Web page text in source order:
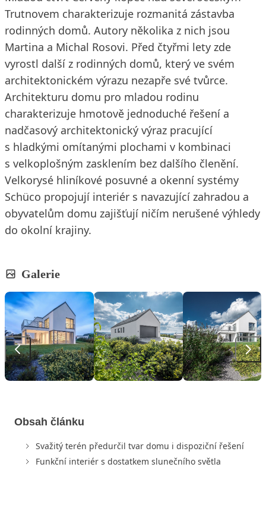
Trutnovem charakterizuje rozmanitá zástavba
rodinných domů. Autory několika z nich jsou
Martina a Michal Rosovi. Před čtyřmi lety zde
vyrostl další z rodinných domů, který ve svém
architektonickém výrazu nezapře své tvůrce.
Architekturu domu pro mladou rodinu
charakterizuje hmotově jednoduché řešení a
nadčasový architektonický výraz pracující
s hladkými omítanými plochami v kombinaci
s velkoplošným zasklením bez dalšího členění.
Velkorysé hliníkové posuvné a okenní systémy
Schüco propojují interiér s navazující zahradou a
obyvatelům domu zajišťují ničím nerušené výhledy
do okolní krajiny.
Galerie
Obsah článku
Svažitý terén předurčil tvar domu i dispoziční řešení
Funkční interiér s dostatkem slunečního světla